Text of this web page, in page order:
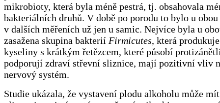
mikrobioty, která byla méně pestrá, tj. obsahovala
bakteriálních druhů. V době po porodu to bylo u
v dalších měřeních už jen u samic. Nejvíce byla u
zasažena skupina bakterií Firmicutes, která
kyseliny s krátkým řetězcem, které působí
podporují zdraví střevní sliznice, mají pozitivní vliv
nervový systém.
Studie ukázala, že vystavení plodu alkoholu může